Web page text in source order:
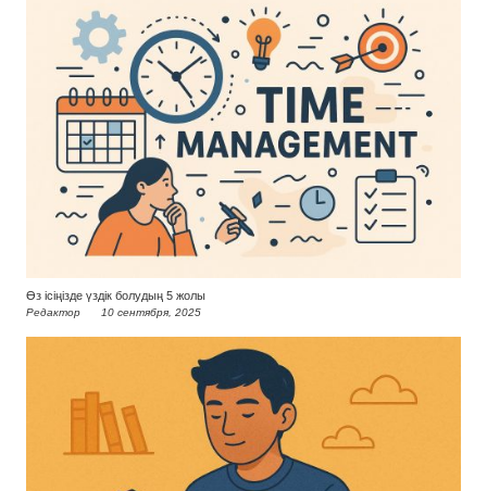
Өз ісіңізде үздік болудың 5 жолы
Редактор 10 сентября, 2025